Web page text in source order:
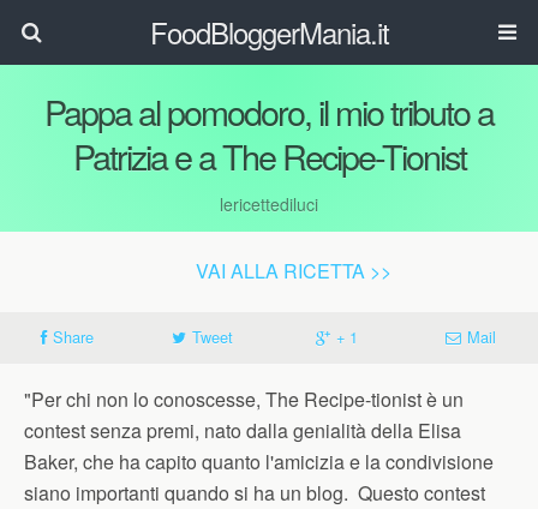
FoodBloggerMania.it
Pappa al pomodoro, il mio tributo a
Patrizia e a The Recipe-Tionist
lericettediluci
VAI ALLA RICETTA >>
Share Tweet + 1 Mail
"Per chi non lo conoscesse, The Recipe-tionist è un
contest senza premi, nato dalla genialità della Elisa
Baker, che ha capito quanto l'amicizia e la condivisione
siano importanti quando si ha un blog. Questo contest